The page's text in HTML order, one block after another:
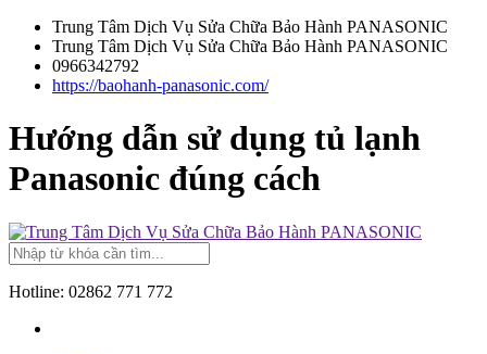
Trung Tâm Dịch Vụ Sửa Chữa Bảo Hành PANASONIC
Trung Tâm Dịch Vụ Sửa Chữa Bảo Hành PANASONIC
0966342792
https://baohanh-panasonic.com/
Hướng dẫn sử dụng tủ lạnh
Panasonic đúng cách
Hotline: 02862 771 772